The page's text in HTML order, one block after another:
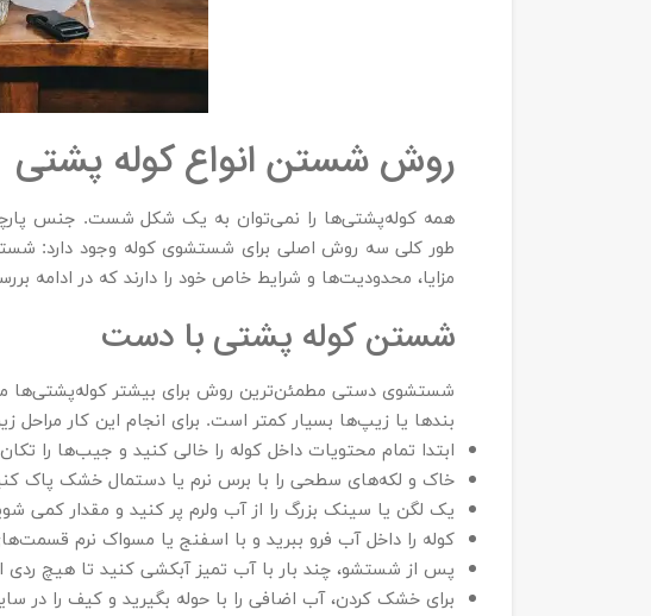
روش شستن انواع کوله‌ پشتی
همه کوله‌پشتی‌ها را نمی‌توان به یک شکل شست. جنس
طور کلی سه روش اصلی برای شستشوی کوله وجود دارد:
مزایا، محدودیت‌ها و شرایط خاص خود را دارند که در ادامه
شستن کوله‌ پشتی با دست
شستشوی دستی مطمئن‌ترین روش برای بیشتر کوله‌پشتی‌ها
بندها یا زیپ‌ها بسیار کمتر است. برای انجام این کار مراحل
ابتدا تمام محتویات داخل کوله را خالی کنید و جیب‌ها را
خاک و لکه‌های سطحی را با برس نرم یا دستمال خشک پاک
یک لگن یا سینک بزرگ را از آب ولرم پر کنید و مقدار کمی
کوله را داخل آب فرو ببرید و با اسفنج یا مسواک نرم
پس از شستشو، چند بار با آب تمیز آبکشی کنید تا هیچ ردی
برای خشک کردن، آب اضافی را با حوله بگیرید و کیف را در